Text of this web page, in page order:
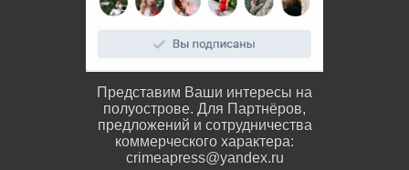
Представим Ваши интересы на
полуострове. Для Партнёров,
предложений и сотрудничества
коммерческого характера:
crimeapress@yandex.ru